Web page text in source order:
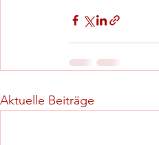
Aktuelle Beiträge